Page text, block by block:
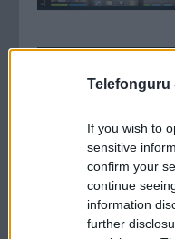
Telefonguru
If you wish to
sensitive
confirm your
continue
information
further
Tudás: 4.00
Minőség: 4.00